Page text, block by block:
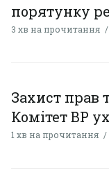
порятунку
3 хв на прочитання
Захист прав
Комітет ВР
1 хв на прочитання